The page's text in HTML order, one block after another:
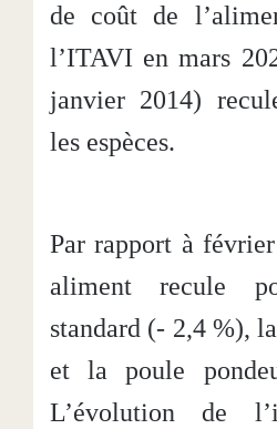
de coût de
l’ITAVI en mars
janvier 2014)
les espèces.
Par rapport à
aliment recule
standard (- 2,4 %),
et la poule
L’évolution de